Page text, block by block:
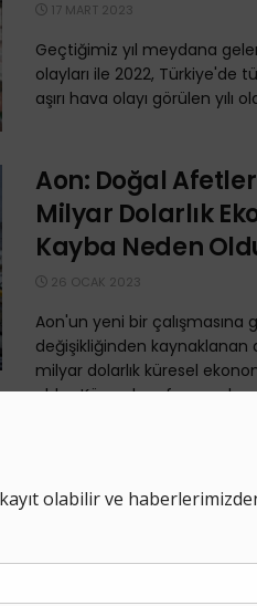
17 MART 2023
Geçtiğimiz yıl meydana
olayları ile 2022, Türkiye'de
aşırı hava olayı görülen yılı
Aon: Doğal Afetler
Milyar Dolarlık
Kayba Neden
26 OCAK 2023
Aon'un yeni bir çalışmasına
değişikliğinden kaynaklanan
milyar dolarlık küresel
oldu. Küresel profesyonel ...
TEMA 2022’nin
Değerlendirdi
İklim değişikliği, biyolojik
ormansızlaştırma, tarım